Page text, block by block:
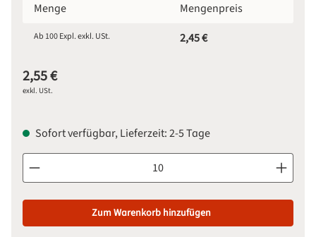
Menge Mengenpreis
Ab 100Expl. exkl. USt. 2,45 €
2,55 €
exkl. USt.
Sofort verfügbar, Lieferzeit: 2-5 Tage
Produkt Anzahl: Gib den gewünschten Wert ein oder
Zum Warenkorb hinzufügen